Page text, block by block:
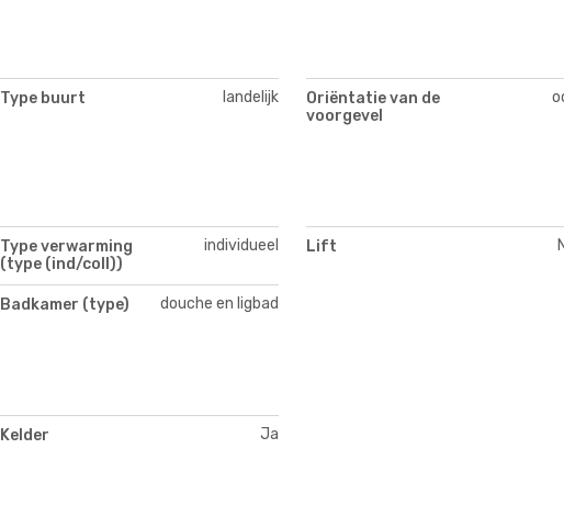
Type buurt landelijk
Oriëntatie van de
voorgevel
Type verwarming
(type (ind/coll))
individueel Lift
Badkamer (type) douche en ligbad
Kelder Ja